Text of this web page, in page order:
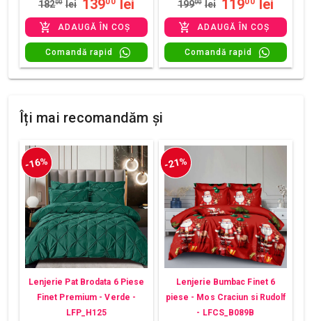
18200 lei 139 lei
ADAUGĂ ÎN COȘ
Comandă rapid
19900 lei 119 lei
ADAUGĂ ÎN COȘ
Comandă rapid
Îți mai recomandăm și
-16%
Lenjerie Pat Brodata 6 Piese
Finet Premium - Verde -
LFP_H125
-21%
Lenjerie Bumbac Finet 6
piese - Mos Craciun si Rudolf
- LFCS_B089B